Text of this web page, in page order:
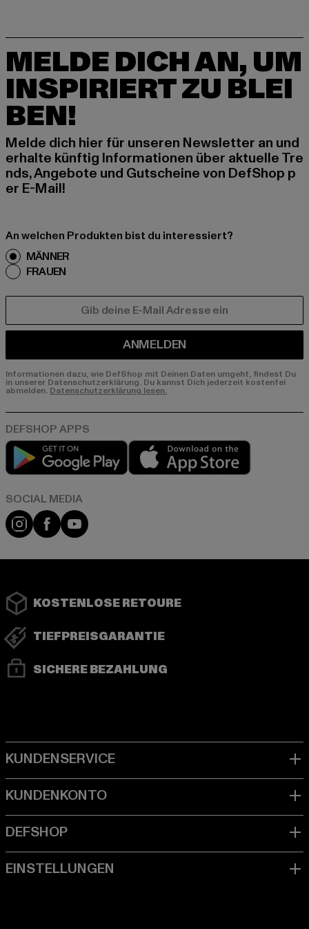
MELDE DICH AN, UM
INSPIRIERT ZU BLEI
BEN!
Melde dich hier für unseren Newsletter an und
erhalte künftig Informationen über aktuelle Tre
nds, Angebote und Gutscheine von DefShop p
er E-Mail!
An welchen Produkten bist du interessiert?
MÄNNER
FRAUEN
ANMELDEN
Informationen dazu, wie DefShop mit Deinen Daten umgeht, findest Du
in unserer Datenschutzerklärung. Du kannst Dich jederzeit kostenfei
abmelden. Datenschutzerklärung lesen.
Play market
Instagram
FacebookYouTube
KOSTENLOSE RETOURE
TIEFPREISGARANTIE
SICHERE BEZAHLUNG